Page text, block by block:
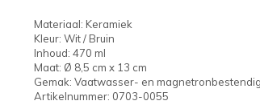
Materiaal: Keramiek
Kleur: Wit / Bruin
Inhoud: 470 ml
Maat: Ø 8,5 cm x 13 cm
Gemak: Vaatwasser- en magnetronbestendig
Artikelnummer: 0703-0055